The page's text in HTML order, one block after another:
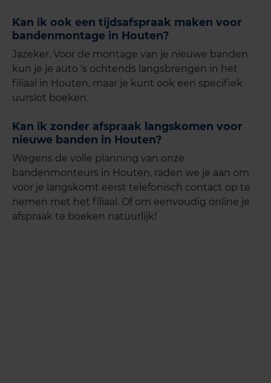
Kan ik ook een tijdsafspraak maken voor
bandenmontage in Houten?
Jazeker. Voor de montage van je nieuwe banden
kun je je auto 's ochtends langsbrengen in het
filiaal in Houten, maar je kunt ook een specifiek
uurslot boeken.
Kan ik zonder afspraak langskomen voor
nieuwe banden in Houten?
Wegens de volle planning van onze
bandenmonteurs in Houten, raden we je aan om
voor je langskomt eerst telefonisch contact op te
nemen met het filiaal. Of om eenvoudig online je
afspraak te boeken natuurlijk!